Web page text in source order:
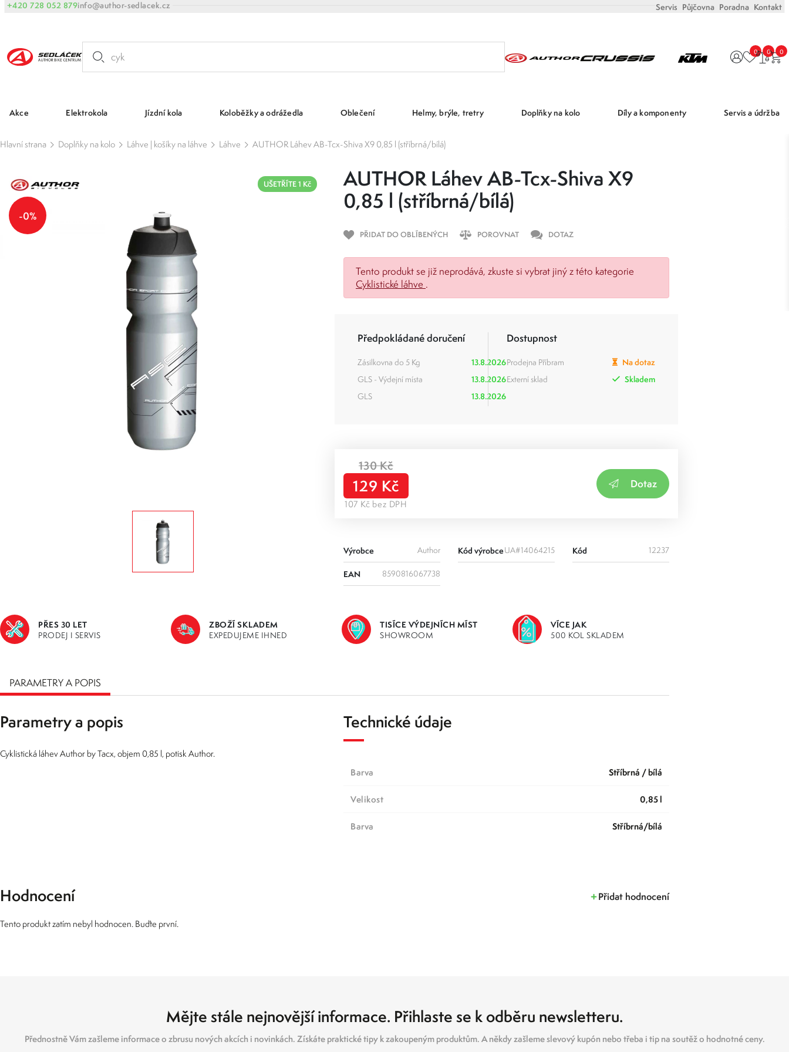
+420 728 052 879info@author-sedlacek.cz Servis Půjčovna Poradna Kontakt
0 0 0
Akce Elektrokola Jízdní kola Koloběžky a odrážedla Oblečení Helmy, brýle, tretry Doplňky na kolo Díly a komponenty Servis a údržba
Hlavní strana Doplňky na kolo Láhve | košíky na láhve Láhve AUTHOR Láhev AB-Tcx-Shiva X9 0,85 l (stříbrná/bílá)
-0%
UŠETŘÍTE 1 Kč
AUTHOR Láhev AB-Tcx-Shiva X9
0,85 l (stříbrná/bílá)
PŘIDAT DO OBLÍBENÝCH POROVNAT DOTAZ
Tento produkt se již neprodává, zkuste si vybrat jiný z této kategorie
Cyklistické láhve .
Předpokládané doručení
Zásilkovna do 5 Kg
13.8.2026
GLS - Výdejní místa
13.8.2026
GLS
13.8.2026
Dostupnost
Prodejna Příbram
Na dotaz
Externí sklad
Skladem
130 Kč
129 Kč
107 Kč bez DPH
Dotaz
Výrobce Author Kód výrobceUA#14064215 Kód 12237
EAN 8590816067738
PŘES 30 LET
PRODEJ I SERVIS
ZBOŽÍ SKLADEM
EXPEDUJEME IHNED
TISÍCE VÝDEJNÍCH MÍST
SHOWROOM
VÍCE JAK
500 KOL SKLADEM
PARAMETRY A POPIS
Parametry a popis
Cyklistická láhev Author by Tacx, objem 0,85 l, potisk Author.
Technické údaje
Barva stříbrná / bílá
Velikost 0,85 l
barva stříbrná/bílá
Hodnocení Přidat hodnocení
Tento produkt zatím nebyl hodnocen. Buďte první.
Mějte stále nejnovější informace. Přihlaste se k odběru newsletteru.
Přednostně Vám zašleme informace o zbrusu nových akcích i novinkách. Získáte praktické tipy k zakoupeným produktům. A někdy zašleme slevový kupón nebo třeba i tip na soutěž o hodnotné ceny.